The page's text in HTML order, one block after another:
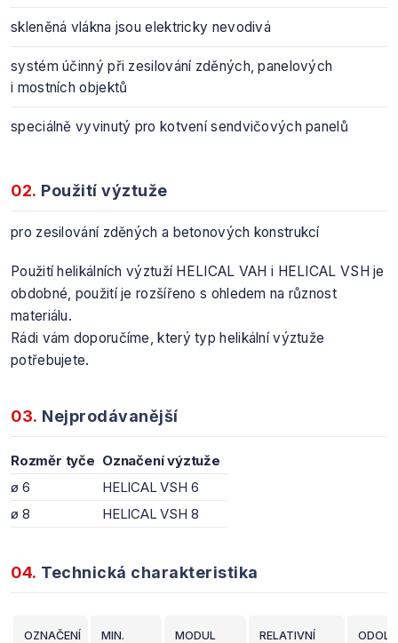
skleněná vlákna jsou elektricky nevodivá
systém účinný při zesilování zděných, panelových
i mostních objektů
speciálně vyvinutý pro kotvení sendvičových panelů
02. Použití výztuže
pro zesilování zděných a betonových konstrukcí
Použití helikálních výztuží HELICAL VAH i HELICAL VSH je
obdobné, použití je rozšířeno s ohledem na různost
materiálu.
Rádi vám doporučíme, který typ helikální výztuže
potřebujete.
03. Nejprodávanější
Rozměr tyče Označení výztuže
ø 6
HELICAL VSH 6
ø 8
HELICAL VSH 8
04. Technická charakteristika
OZNAČENÍ
MIN.
MODUL
RELATIVNÍ